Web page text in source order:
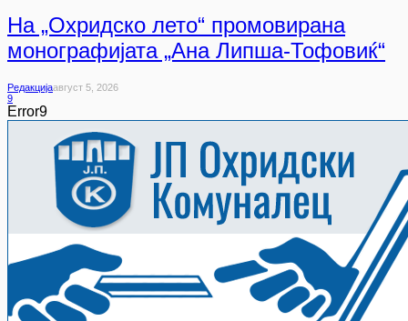
На „Охридско лето“ промовирана
монографијата „Ана Липша-Тофовиќ“
РедакцијаАвгуст 5, 2026
9
Error9